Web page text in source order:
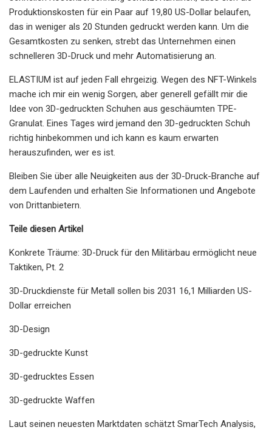
Produktionskosten für ein Paar auf 19,80 US-Dollar belaufen,
das in weniger als 20 Stunden gedruckt werden kann. Um die
Gesamtkosten zu senken, strebt das Unternehmen einen
schnelleren 3D-Druck und mehr Automatisierung an.
ELASTIUM ist auf jeden Fall ehrgeizig. Wegen des NFT-Winkels
mache ich mir ein wenig Sorgen, aber generell gefällt mir die
Idee von 3D-gedruckten Schuhen aus geschäumten TPE-
Granulat. Eines Tages wird jemand den 3D-gedruckten Schuh
richtig hinbekommen und ich kann es kaum erwarten
herauszufinden, wer es ist.
Bleiben Sie über alle Neuigkeiten aus der 3D-Druck-Branche auf
dem Laufenden und erhalten Sie Informationen und Angebote
von Drittanbietern.
Teile diesen Artikel
Konkrete Träume: 3D-Druck für den Militärbau ermöglicht neue
Taktiken, Pt. 2
3D-Druckdienste für Metall sollen bis 2031 16,1 Milliarden US-
Dollar erreichen
3D-Design
3D-gedruckte Kunst
3D-gedrucktes Essen
3D-gedruckte Waffen
Laut seinen neuesten Marktdaten schätzt SmarTech Analysis,